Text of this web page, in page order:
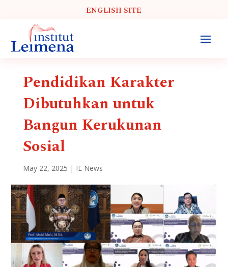
ENGLISH SITE
Pendidikan Karakter
Dibutuhkan untuk
Bangun Kerukunan
Sosial
May 22, 2025 | IL News